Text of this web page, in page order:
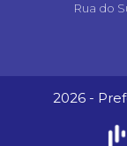
Rua do
2026 -